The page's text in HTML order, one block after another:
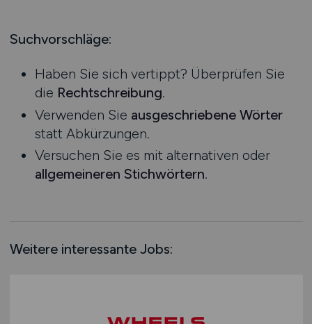
Schienen- / Straßen- / Luft- / Seefracht
Supply Chain Management
Vertrieb / Verkauf / Handel
Zoll / Behörden
Sonstige
Mecklenburg-Vorpommern
Nordrhein-Westfalen
Rheinland-Pfalz
Saarland
Sachsen
Sachsen-Anhalt
Schleswig-Holstein
Schweiz
Suchvorschläge:
Haben Sie sich vertippt? Überprüfen Sie
die Rechtschreibung.
Verwenden Sie ausgeschriebene Wörter
statt Abkürzungen.
Versuchen Sie es mit alternativen oder
allgemeineren Stichwörtern.
Weitere interessante Jobs: